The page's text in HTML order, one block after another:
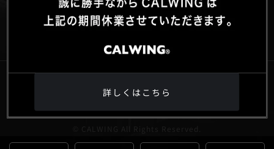
FOLLOW US ON
プライバシーポリシー
古物営業法に基づく表示
詳しくはこちら